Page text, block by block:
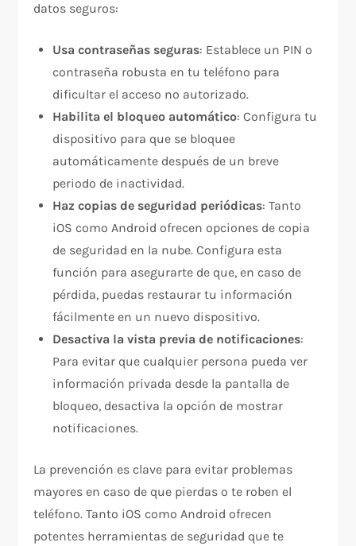
datos seguros:
Usa contraseñas seguras: Establece un PIN o
contraseña robusta en tu teléfono para
dificultar el acceso no autorizado.
Habilita el bloqueo automático: Configura tu
dispositivo para que se bloquee
automáticamente después de un breve
periodo de inactividad.
Haz copias de seguridad periódicas: Tanto
iOS como Android ofrecen opciones de copia
de seguridad en la nube. Configura esta
función para asegurarte de que, en caso de
pérdida, puedas restaurar tu información
fácilmente en un nuevo dispositivo.
Desactiva la vista previa de notificaciones:
Para evitar que cualquier persona pueda ver
información privada desde la pantalla de
bloqueo, desactiva la opción de mostrar
notificaciones.
La prevención es clave para evitar problemas
mayores en caso de que pierdas o te roben el
teléfono. Tanto iOS como Android ofrecen
potentes herramientas de seguridad que te